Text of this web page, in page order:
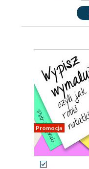
Promocja